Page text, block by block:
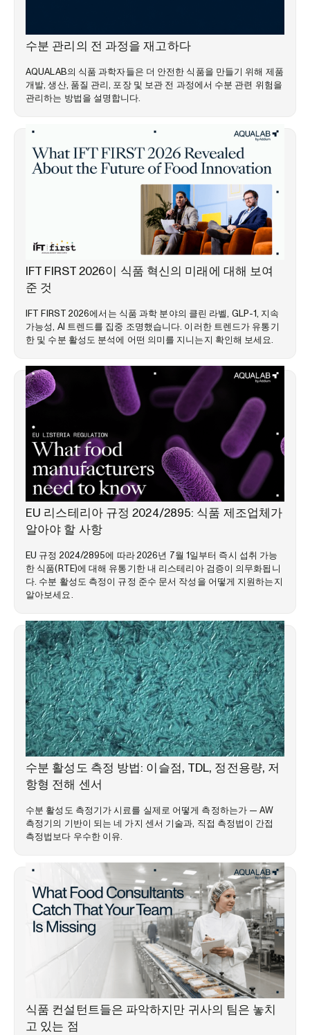
수분 관리의 전 과정을 재고하다
AQUALAB의 식품 과학자들은 더 안전한 식품을 만들기 위해 제품
개발, 생산, 품질 관리, 포장 및 보관 전 과정에서 수분 관련 위험을
관리하는 방법을 설명합니다.
시장 동향
IFT FIRST 2026이 식품 혁신의 미래에 대해 보여
준 것
IFT FIRST 2026에서는 식품 과학 분야의 클린 라벨, GLP-1, 지속
가능성, AI 트렌드를 집중 조명했습니다. 이러한 트렌드가 유통기
한 및 수분 활성도 분석에 어떤 의미를 지니는지 확인해 보세요.
시장 동향
EU 리스테리아 규정 2024/2895: 식품 제조업체가
알아야 할 사항
EU 규정 2024/2895에 따라 2026년 7월 1일부터 즉시 섭취 가능
한 식품(RTE)에 대해 유통기한 내 리스테리아 검증이 의무화됩니
다. 수분 활성도 측정이 규정 준수 문서 작성을 어떻게 지원하는지
알아보세요.
전문 지식 라이브러리
수분 활성도 측정 방법: 이슬점, TDL, 정전용량, 저
항형 전해 센서
수분 활성도 측정기가 시료를 실제로 어떻게 측정하는가 — AW
측정기의 기반이 되는 네 가지 센서 기술과, 직접 측정법이 간접
측정법보다 우수한 이유.
식품 컨설턴트들은 파악하지만 귀사의 팀은 놓치
고 있는 점